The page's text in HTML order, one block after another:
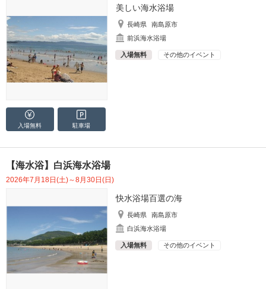
美しい海水浴場
長崎県
南島原市
前浜海水浴場
入場無料 その他のイベント
入場無料 駐車場
【海水浴】白浜海水浴場
2026年7月18日(土)～8月30日(日)
快水浴場百選の海
長崎県
南島原市
白浜海水浴場
入場無料 その他のイベント